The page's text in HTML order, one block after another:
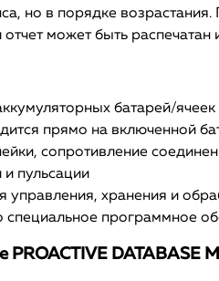
но в порядке
может быть
батарей/
прямо на включенной
сопротивление
пульсации
управления, хранения и
специальное программное
PROACTIVE DATABASE